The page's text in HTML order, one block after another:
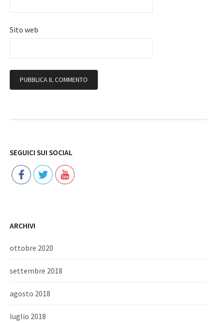
Sito web
SEGUICI SUI SOCIAL
ARCHIVI
ottobre 2020
settembre 2018
agosto 2018
luglio 2018